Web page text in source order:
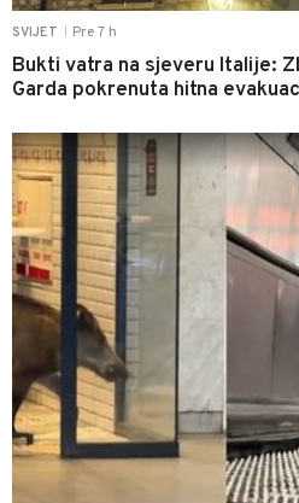
SVIJET Pre 7 h
Bukti vatra na sjeveru Italije:
Garda pokrenuta hitna